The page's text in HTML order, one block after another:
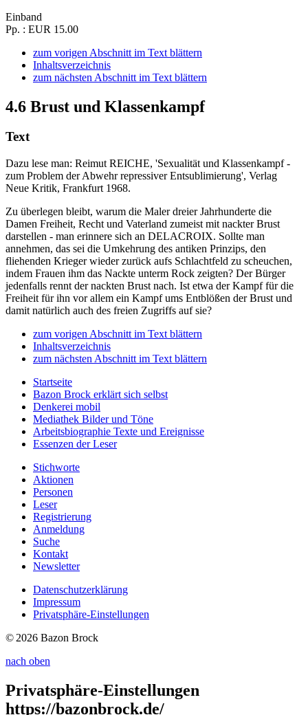
Einband
Pp. : EUR 15.00
zum vorigen Abschnitt im Text blättern
Inhaltsverzeichnis
zum nächsten Abschnitt im Text blättern
4.6 Brust und Klassenkampf
Text
Dazu lese man: Reimut REICHE, 'Sexualität und Klassenkampf -
zum Problem der Abwehr repressiver Entsublimierung', Verlag
Neue Kritik, Frankfurt 1968.
Zu überlegen bleibt, warum die Maler dreier Jahrhunderte die
Damen Freiheit, Recht und Vaterland zumeist mit nackter Brust
darstellen - man erinnere sich an DELACROIX. Sollte man
annehmen, das sei die Umkehrung des antiken Prinzips, den
fliehenden Krieger wieder zurück aufs Schlachtfeld zu scheuchen,
indem Frauen ihm das Nackte unterm Rock zeigten? Der Bürger
jedenfalls rennt der nackten Brust nach. Ist etwa der Kampf für die
Freiheit für ihn vor allem ein Kampf ums Entblößen der Brust und
damit natürlich auch des freien Zugriffs auf sie?
zum vorigen Abschnitt im Text blättern
Inhaltsverzeichnis
zum nächsten Abschnitt im Text blättern
Startseite
Bazon Brock erklärt sich selbst
Denkerei mobil
Mediathek Bilder und Töne
Arbeitsbiographie Texte und Ereignisse
Essenzen der Leser
Stichworte
Aktionen
Personen
Leser
Registrierung
Anmeldung
Suche
Kontakt
Newsletter
Datenschutzerklärung
Impressum
Privatsphäre-Einstellungen
© 2026 Bazon Brock
nach oben
Privatsphäre-Einstellungen
https://bazonbrock.de/